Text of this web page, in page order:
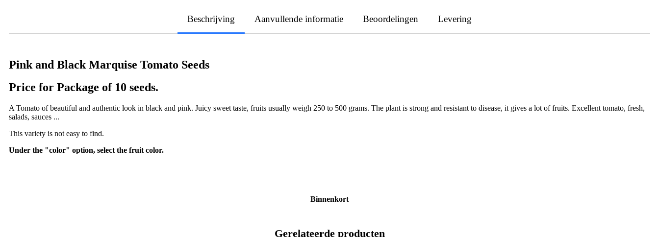
Beschrijving Aanvullende informatie Beoordelingen Levering
Pink and Black Marquise Tomato Seeds
Price for Package of 10 seeds.
A Tomato of beautiful and authentic look in black and pink. Juicy sweet taste, fruits usually weigh 250 to 500 grams. The plant is strong and resistant to disease, it gives a lot of fruits. Excellent tomato, fresh,
salads, sauces ...
This variety is not easy to find.
Under the "color" option, select the fruit color.
Binnenkort
Gerelateerde producten